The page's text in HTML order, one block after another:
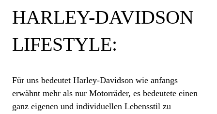
HARLEY-DAVIDSON
LIFESTYLE:
Für uns bedeutet Harley-Davidson wie anfangs
erwähnt mehr als nur Motorräder, es bedeutete einen
ganz eigenen und individuellen Lebensstil zu